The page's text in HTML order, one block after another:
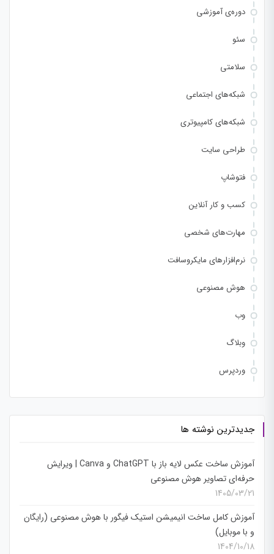
دوره‌ی آموزشی
سئو
سلامتی
شبکه‌های اجتماعی
شبکه‌های کامپیوتری
طراحی سایت
فتوشاپ
کسب و کار آنلاین
مهارت‌های شخصی
نرم‌افزارهای مایکروسافت
هوش مصنوعی
وب
وبلاگ
وردپرس
جدیدترین نوشته ها
آموزش ساخت عکس لایه باز با ChatGPT و Canva | ویرایش
حرفه‌ای تصاویر هوش مصنوعی
1405/03/21
آموزش کامل ساخت انیمیشن استیک فیگور با هوش مصنوعی (رایگان
و با موبایل)
1404/10/18